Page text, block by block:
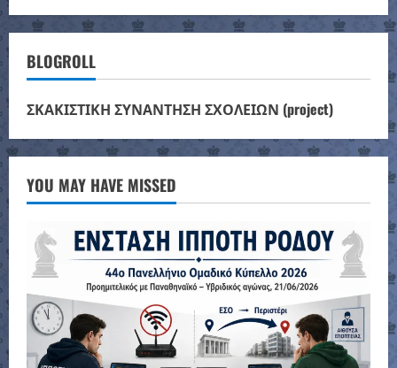
BLOGROLL
ΣΚΑΚΙΣΤΙΚΗ ΣΥΝΑΝΤΗΣΗ ΣΧΟΛΕΙΩΝ (project)
YOU MAY HAVE MISSED